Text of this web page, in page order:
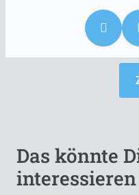
Das könnte
interessieren